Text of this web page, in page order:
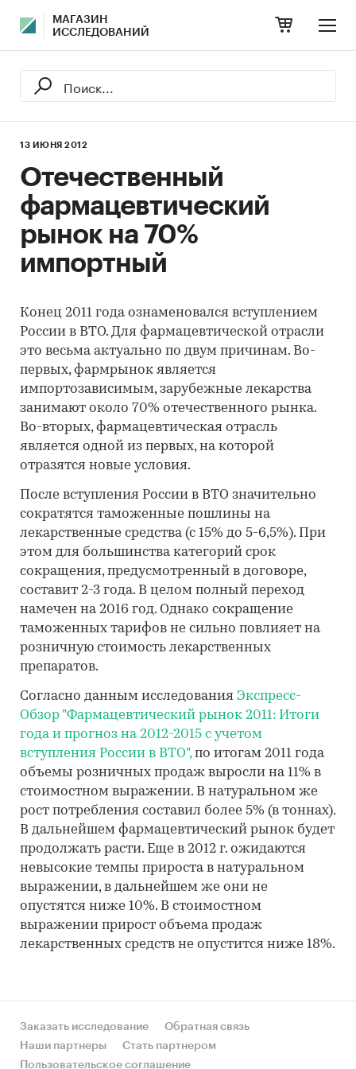
МАГАЗИН
ИССЛЕДОВАНИЙ
13 ИЮНЯ 2012
Отечественный
фармацевтический
рынок на 70%
импортный
Конец 2011 года ознаменовался вступлением
России в ВТО. Для фармацевтической отрасли
это весьма актуально по двум причинам. Во-
первых, фармрынок является
импортозависимым, зарубежные лекарства
занимают около 70% отечественного рынка.
Во-вторых, фармацевтическая отрасль
является одной из первых, на которой
отразятся новые условия.
После вступления России в ВТО значительно
сократятся таможенные пошлины на
лекарственные средства (с 15% до 5-6,5%). При
этом для большинства категорий срок
сокращения, предусмотренный в договоре,
составит 2-3 года. В целом полный переход
намечен на 2016 год. Однако сокращение
таможенных тарифов не сильно повлияет на
розничную стоимость лекарственных
препаратов.
Согласно данным исследования Экспресс-
Обзор "Фармацевтический рынок 2011: Итоги
года и прогноз на 2012-2015 с учетом
вступления России в ВТО",по итогам 2011 года
объемы розничных продаж выросли на 11% в
стоимостном выражении. В натуральном же
рост потребления составил более 5% (в тоннах).
В дальнейшем фармацевтический рынок будет
продолжать расти. Еще в 2012 г. ожидаются
невысокие темпы прироста в натуральном
выражении, в дальнейшем же они не
опустятся ниже 10%. В стоимостном
выражении прирост объема продаж
лекарственных средств не опустится ниже 18%.
Заказать исследование
Обратная связь
Наши партнеры
Стать партнером
Пользовательское соглашение